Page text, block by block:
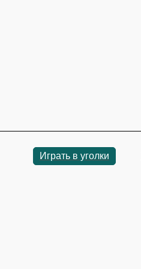
Играть в уголки